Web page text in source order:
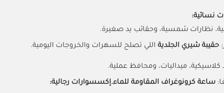
نسائية:
نظارات شمسية، وحقائب يد صغيرة.
حقيبة شيري الجلدية اللي تصلح للسهرات والخروجات اليومية.
ميداليات، ومحافظ عملية.
ساعة كرونوغراف المقاومة للماء.إكسسوارات رجالية: